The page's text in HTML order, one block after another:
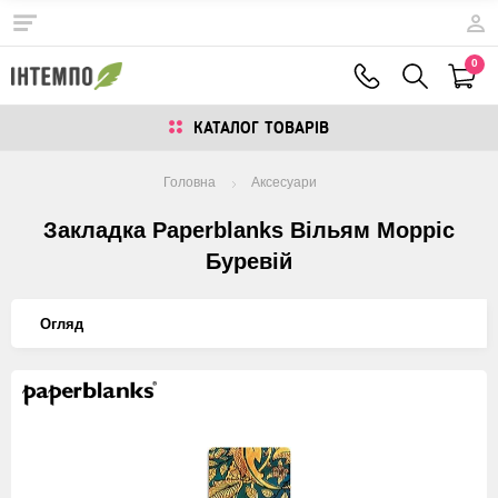
0
КАТАЛОГ ТОВАРIВ
Головна Аксесуари
Закладка Paperblanks Вільям Морріс
Буревій
Огляд
Изображения